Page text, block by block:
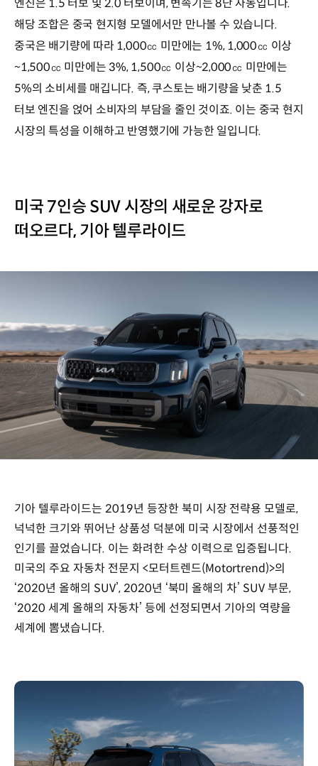
엔진은 1.5 터보 및 2.0 터보이며, 변속기는 8단 자동입니다.
해당 조합은 중국 현지형 모델에서만 만나볼 수 있습니다.
중국은 배기량에 따라 1,000㏄ 미만에는 1%, 1,000㏄ 이상
~1,500㏄ 미만에는 3%, 1,500㏄ 이상~2,000㏄ 미만에는
5%의 소비세를 매깁니다. 즉, 쿠스토는 배기량을 낮춘 1.5
터보 엔진을 얹어 소비자의 부담을 줄인 것이죠. 이는 중국 현지
시장의 특성을 이해하고 반영했기에 가능한 일입니다.
미국 7인승 SUV 시장의 새로운 강자로
떠오르다, 기아 텔루라이드
기아 텔루라이드는 2019년 등장한 북미 시장 전략용 모델로,
넉넉한 크기와 뛰어난 상품성 덕분에 미국 시장에서 선풍적인
인기를 끌었습니다. 이는 화려한 수상 이력으로 입증됩니다.
미국의 주요 자동차 전문지 <모터트렌드(Motortrend)>의
‘2020년 올해의 SUV’, 2020년 ‘북미 올해의 차’ SUV 부문,
‘2020 세계 올해의 자동차’ 등에 선정되면서 기아의 역량을
세계에 뽐냈습니다.